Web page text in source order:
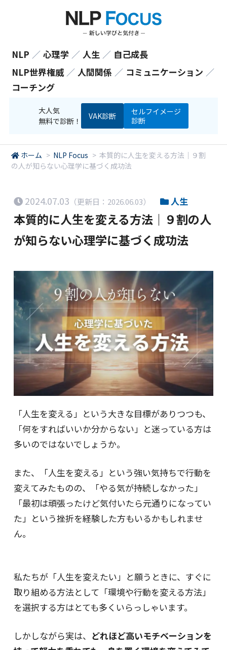
NLP ／ 心理学 ／ 人生 ／ 自己成長
NLP世界権威 ／ 人間関係 ／ コミュニケーション ／
コーチング
大人気
無料で診断！
VAK診断
セルフイメージ
診断
ホーム > NLP Focus >本質的に人生を変える方法｜９割
の人が知らない心理学に基づく成功法
2024.07.03 （更新日：2026.06.03） 人生
本質的に人生を変える方法｜９割の人
が知らない心理学に基づく成功法
「人生を変える」という大きな目標がありつつも、
「何をすればいいか分からない」と迷っている方は
多いのではないでしょうか。
また、「人生を変える」という強い気持ちで行動を
変えてみたものの、「やる気が持続しなかった」
「最初は頑張ったけど気付いたら元通りになってい
た」という挫折を経験した方もいるかもしれませ
ん。
私たちが「人生を変えたい」と願うときに、すぐに
取り組める方法として「環境や行動を変える方法」
を選択する方はとても多くいらっしゃいます。
しかしながら実は、 どれほど高いモチベーションを